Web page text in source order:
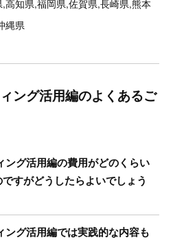
高知県,福岡県,佐賀県,長崎県,熊本
縄県
ング活用編のよくあるご
ング活用編の費用がどのくらい
すがどうしたらよいでしょう
グ活用編では実践的な内容も